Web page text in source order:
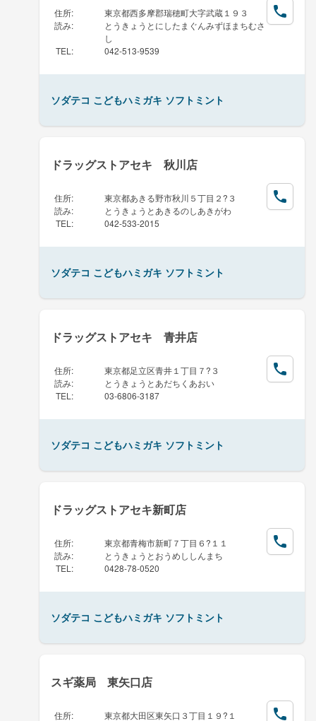
住所:
東京都西多摩郡瑞穂町大字武蔵１９３
読み:
とうきょうとにしたまぐんみずほまちむさ
し
TEL : 042-513-9539
ソダテコ こどもハミガキ ソフトミント
ドラッグストアセキ 秋川店
住所:
東京都あきる野市秋川５丁目２?３
読み:
とうきょうとあきるのしあきがわ
TEL : 042-533-2015
ソダテコ こどもハミガキ ソフトミント
ドラッグストアセキ 青井店
住所:
東京都足立区青井１丁目７?３
読み:
とうきょうとあだちくあおい
TEL : 03-6806-3187
ソダテコ こどもハミガキ ソフトミント
ドラッグストアセキ新町店
住所:
東京都青梅市新町７丁目６?１１
読み:
とうきょうとおうめししんまち
TEL : 0428-78-0520
ソダテコ こどもハミガキ ソフトミント
スギ薬局 東矢口店
住所:
東京都大田区東矢口３丁目１９?１